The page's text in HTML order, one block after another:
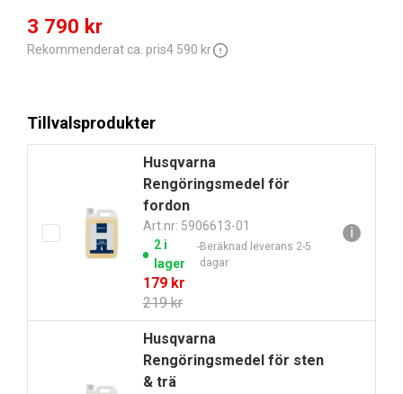
Det
ursprungliga
3 790 kr
Det
nuvarande
Rekommenderat ca. pris4 590 kr
Tillvalsprodukter
Husqvarna
Rengöringsmedel för
fordon
Art.nr: 5906613-01
2 i
lager
Beräknad leverans 2-5
dagar
219kr
Det
ursprungliga
priset
var:
219 kr.
179 kr
Det
nuvarande
priset
är:
179 kr.
ℹ
Husqvarna
Rengöringsmedel för sten
& trä